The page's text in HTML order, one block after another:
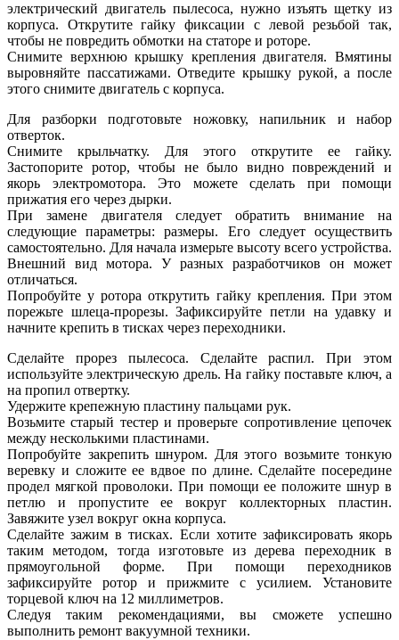
электрический двигатель пылесоса, нужно изъять щетку из
корпуса. Открутите гайку фиксации с левой резьбой так,
чтобы не повредить обмотки на статоре и роторе.
Снимите верхнюю крышку крепления двигателя. Вмятины
выровняйте пассатижами. Отведите крышку рукой, а после
этого снимите двигатель с корпуса.
Для разборки подготовьте ножовку, напильник и набор
отверток.
Снимите крыльчатку. Для этого открутите ее гайку.
Застопорите ротор, чтобы не было видно повреждений и
якорь электромотора. Это можете сделать при помощи
прижатия его через дырки.
При замене двигателя следует обратить внимание на
следующие параметры: размеры. Его следует осуществить
самостоятельно. Для начала измерьте высоту всего устройства.
Внешний вид мотора. У разных разработчиков он может
отличаться.
Попробуйте у ротора открутить гайку крепления. При этом
порежьте шлеца-прорезы. Зафиксируйте петли на удавку и
начните крепить в тисках через переходники.
Сделайте прорез пылесоса. Сделайте распил. При этом
используйте электрическую дрель. На гайку поставьте ключ, а
на пропил отвертку.
Удержите крепежную пластину пальцами рук.
Возьмите старый тестер и проверьте сопротивление цепочек
между несколькими пластинами.
Попробуйте закрепить шнуром. Для этого возьмите тонкую
веревку и сложите ее вдвое по длине. Сделайте посередине
продел мягкой проволоки. При помощи ее положите шнур в
петлю и пропустите ее вокруг коллекторных пластин.
Завяжите узел вокруг окна корпуса.
Сделайте зажим в тисках. Если хотите зафиксировать якорь
таким методом, тогда изготовьте из дерева переходник в
прямоугольной форме. При помощи переходников
зафиксируйте ротор и прижмите с усилием. Установите
торцевой ключ на 12 миллиметров.
Следуя таким рекомендациями, вы сможете успешно
выполнить ремонт вакуумной техники.